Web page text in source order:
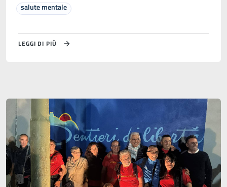
salute mentale
LEGGI DI PIÙ